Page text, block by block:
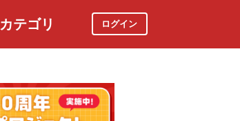
カテゴリ ログイン